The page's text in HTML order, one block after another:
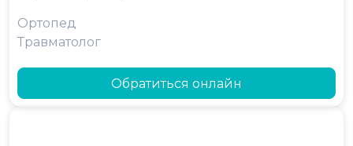
Ортопед
Травматолог
Обратиться онлайн